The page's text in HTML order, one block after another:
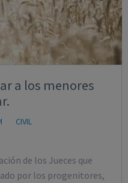
a los menores
CIVIL
de los Jueces que
por los progenitores,